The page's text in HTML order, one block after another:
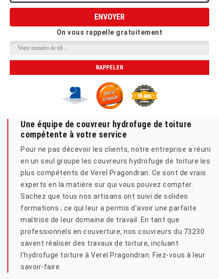
On vous rappelle gratuitement
Une équipe de couvreur hydrofuge de toiture
compétente à votre service
Pour ne pas décevoir les clients, notre entreprise a réuni
en un seul groupe les couvreurs hydrofuge de toiture les
plus compétents de Verel Pragondran. Ce sont de vrais
experts en la matière sur qui vous pouvez compter.
Sachez que tous nos artisans ont suivi de solides
formations ; ce qui leur a permis d’avoir une parfaite
maîtrise de leur domaine de travail. En tant que
professionnels en couverture, nos couvreurs du 73230
savent réaliser des travaux de toiture, incluant
l’hydrofuge toiture à Verel Pragondran. Fiez-vous à leur
savoir-faire.